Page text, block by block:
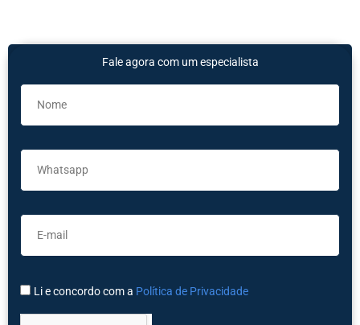
Fale agora com um especialista
Li e concordo com a Política de Privacidade